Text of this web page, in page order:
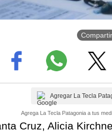
Compartir
Agregar La Tecla
Agrega La Tecla Patagonia a tus
Cruz, Alicia